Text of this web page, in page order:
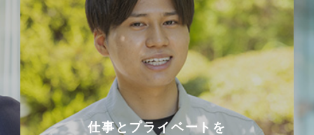
仕事とプライベートを